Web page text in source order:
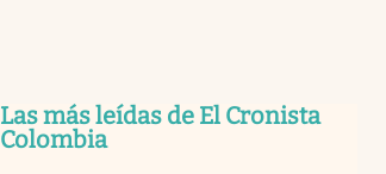
Las más leídas de El Cronista
Colombia